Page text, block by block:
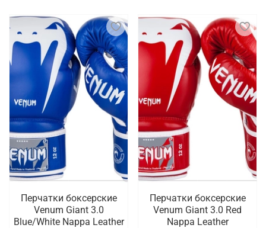
Перчатки боксерские
Venum Giant 3.0
Blue/White Nappa Leather
Перчатки боксерские
Venum Giant 3.0 Red
Nappa Leather